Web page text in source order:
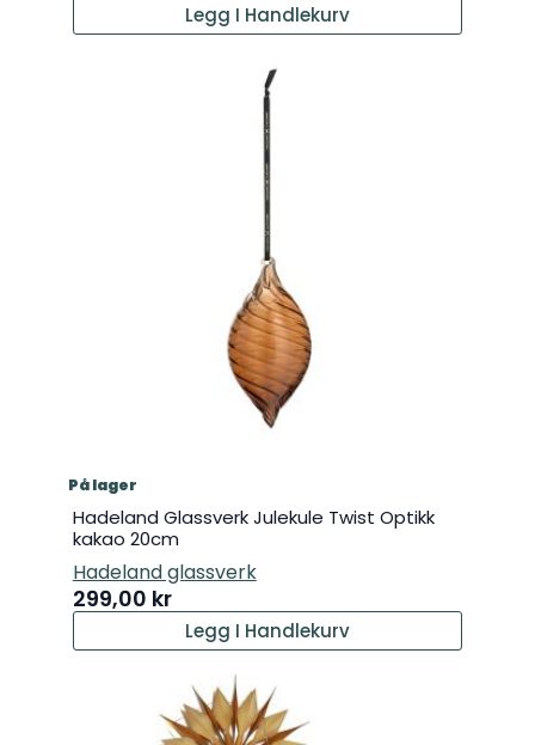
Legg I Handlekurv
På lager
Hadeland Glassverk Julekule Twist Optikk
kakao 20cm
Hadeland glassverk
299,00 kr
Legg I Handlekurv